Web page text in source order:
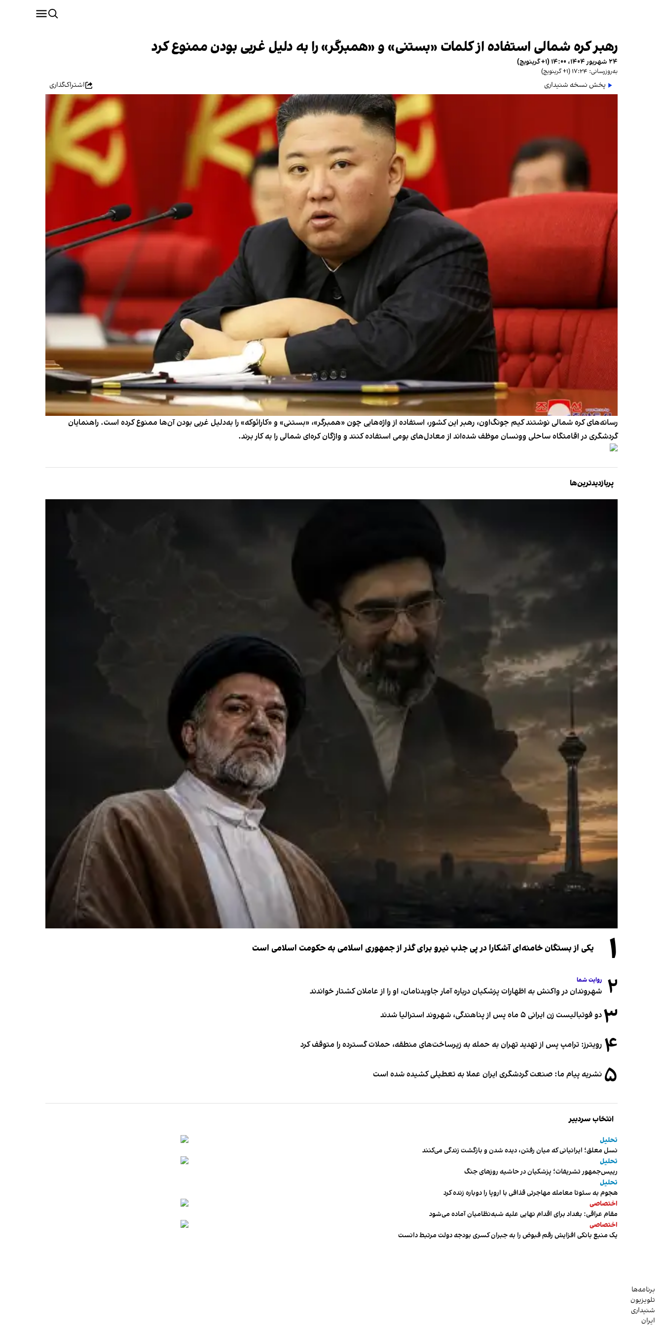
رهبر کره شمالی استفاده از کلمات «بستنی» و «همبرگر» را به دلیل غربی بودن ممنوع کرد
۲۴ شهریور ۱۴۰۴، ۱۴:۰۰ (‎+۱ گرینویچ)
به‌روزرسانی: ۱۷:۲۴ (‎+۱ گرینویچ)
پخش نسخه شنیداری اشتراک‌گذاری
رسانه‌های کره شمالی نوشتند کیم جونگ‌اون، رهبر این کشور، استفاده از واژه‌هایی چون «همبرگر»، «بستنی» و «کارائوکه» را به‌دلیل غربی بودن آن‌ها ممنوع کرده است. راهنمایان
گردشگری در اقامتگاه ساحلی وونسان موظف شده‌اند از معادل‌های بومی استفاده کنند و واژگان کره‌ای شمالی را به کار برند.
پربازدیدترین‌ها
۱ یکی از بستگان خامنه‌ای آشکارا در پی جذب نیرو برای گذر از جمهوری اسلامی به حکومت اسلامی است
۲ روایت شما
شهروندان در واکنش به اظهارات پزشکیان درباره آمار جاویدنامان، او را از عاملان کشتار خواندند
۳دو فوتبالیست زن ایرانی ۵ ماه پس از پناهندگی، شهروند استرالیا شدند
۴ رویترز: ترامپ پس از تهدید تهران به حمله به زیرساخت‌های منطقه، حملات گسترده را متوقف کرد
۵ نشریه پیام ما: صنعت گردشگری ایران عملا به تعطیلی کشیده شده است
انتخاب سردبیر
تحلیل
نسل معلق؛ ایرانیانی که میان رفتن، دیده شدن و بازگشت زندگی می‌کنند
تحلیل
رییس‌جمهور تشریفات؛ پزشکیان در حاشیه روزهای جنگ
تحلیل
هجوم به سئوتا معامله مهاجرتی قذافی با اروپا را دوباره زنده کرد
اختصاصی
مقام عراقی: بغداد برای اقدام نهایی علیه شبه‌نظامیان آماده می‌شود
اختصاصی
یک منبع بانکی افزایش رقم قبوض را به جبران کسری بودجه دولت مرتبط دانست
برنامه‌ها
تلویزیون
شنیداری
ایران